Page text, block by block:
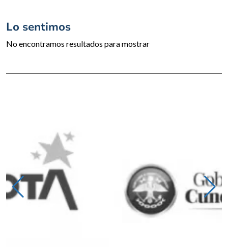
Lo sentimos
No encontramos resultados para mostrar